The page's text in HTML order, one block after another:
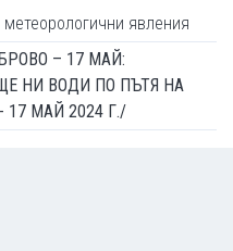
явления
– 17 МАЙ:
НИ ВОДИ ПО ПЪТЯ НА
17 МАЙ 2024 Г./